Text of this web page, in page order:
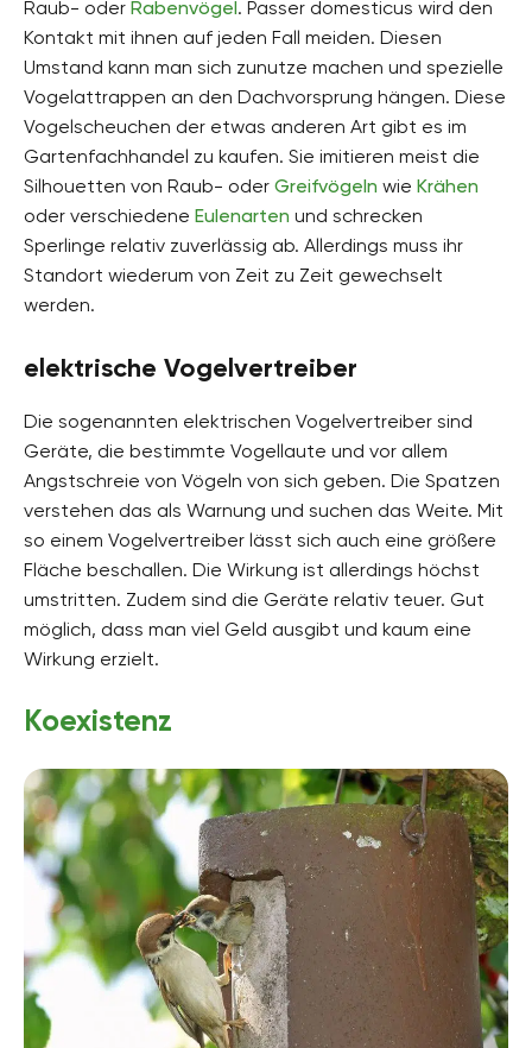
Raub- oder Rabenvögel. Passer domesticus wird den
Kontakt mit ihnen auf jeden Fall meiden. Diesen
Umstand kann man sich zunutze machen und spezielle
Vogelattrappen an den Dachvorsprung hängen. Diese
Vogelscheuchen der etwas anderen Art gibt es im
Gartenfachhandel zu kaufen. Sie imitieren meist die
Silhouetten von Raub- oder Greifvögeln wie Krähen
oder verschiedene Eulenarten und schrecken
Sperlinge relativ zuverlässig ab. Allerdings muss ihr
Standort wiederum von Zeit zu Zeit gewechselt
werden.
elektrische Vogelvertreiber
Die sogenannten elektrischen Vogelvertreiber sind
Geräte, die bestimmte Vogellaute und vor allem
Angstschreie von Vögeln von sich geben. Die Spatzen
verstehen das als Warnung und suchen das Weite. Mit
so einem Vogelvertreiber lässt sich auch eine größere
Fläche beschallen. Die Wirkung ist allerdings höchst
umstritten. Zudem sind die Geräte relativ teuer. Gut
möglich, dass man viel Geld ausgibt und kaum eine
Wirkung erzielt.
Koexistenz